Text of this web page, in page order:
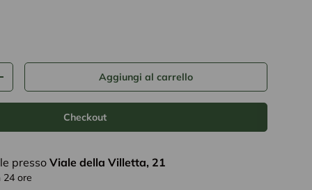
Aggiungi al carrello
Checkout
pressoViale della Villetta, 21
24 ore